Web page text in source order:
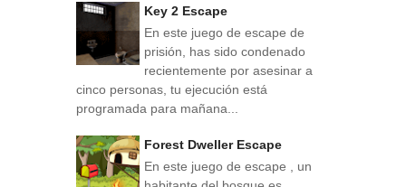
Key 2 Escape
En este juego de escape de
prisión, has sido condenado
recientemente por asesinar a
cinco personas, tu ejecución está
programada para mañana...
Forest Dweller Escape
En este juego de escape , un